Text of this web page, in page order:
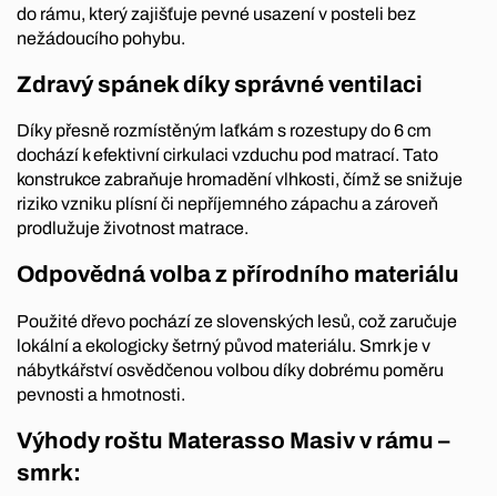
do rámu, který zajišťuje pevné usazení v posteli bez
nežádoucího pohybu.
Zdravý spánek díky správné ventilaci
Díky přesně rozmístěným laťkám s rozestupy do 6 cm
dochází k efektivní cirkulaci vzduchu pod matrací. Tato
konstrukce zabraňuje hromadění vlhkosti, čímž se snižuje
riziko vzniku plísní či nepříjemného zápachu a zároveň
prodlužuje životnost matrace.
Odpovědná volba z přírodního materiálu
Použité dřevo pochází ze slovenských lesů, což zaručuje
lokální a ekologicky šetrný původ materiálu. Smrk je v
nábytkářství osvědčenou volbou díky dobrému poměru
pevnosti a hmotnosti.
Výhody roštu Materasso Masiv v rámu –
smrk: